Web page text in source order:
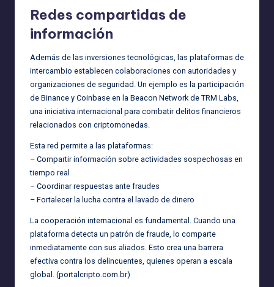
Redes compartidas de
información
Además de las inversiones tecnológicas, las plataformas de
intercambio establecen colaboraciones con autoridades y
organizaciones de seguridad. Un ejemplo es la participación
de Binance y Coinbase en la Beacon Network de TRM Labs,
una iniciativa internacional para combatir delitos financieros
relacionados con criptomonedas.
Esta red permite a las plataformas:
– Compartir información sobre actividades sospechosas en
tiempo real
– Coordinar respuestas ante fraudes
– Fortalecer la lucha contra el lavado de dinero
La cooperación internacional es fundamental. Cuando una
plataforma detecta un patrón de fraude, lo comparte
inmediatamente con sus aliados. Esto crea una barrera
efectiva contra los delincuentes, quienes operan a escala
global. (portalcripto.com.br)